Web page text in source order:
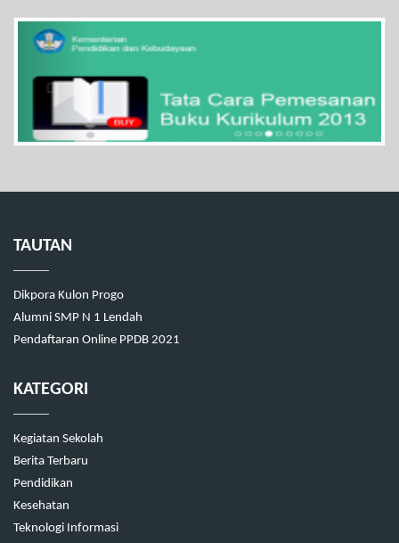
TAUTAN
Dikpora Kulon Progo
Alumni SMP N 1 Lendah
Pendaftaran Online PPDB 2021
KATEGORI
Kegiatan Sekolah
Berita Terbaru
Pendidikan
Kesehatan
Teknologi Informasi